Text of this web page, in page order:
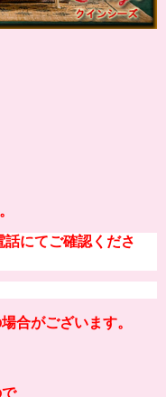
にてご確認くださ
合がございます。